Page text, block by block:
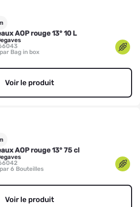
AOP rouge 13° 10 L
Bag in box
Voir le produit
AOP rouge 13° 75 cl
6 Bouteilles
Voir le produit